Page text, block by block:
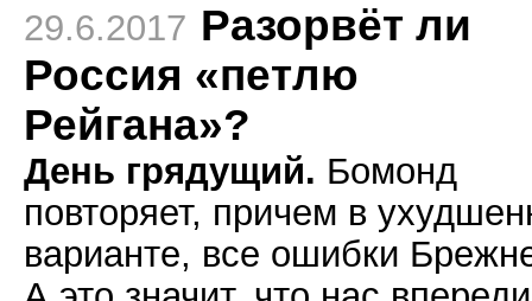
29.6.2017 Разорвёт ли
Россия «петлю
Рейгана»?
День грядущий. Бомонд
повторяет, причем в
варианте, все ошибки